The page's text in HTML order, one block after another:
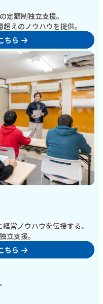
定額制独立支援。
えのノウハウを提供。
ちら
営ノウハウを伝授する、
立支援。
ちら